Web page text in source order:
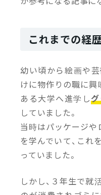
これまでの経
幼い頃から絵画や
けに物作りの職に興
ある大学へ進学し
していました。
当時はパッケージや
を学んでいて、これ
っていました。
しかし、３年生で就